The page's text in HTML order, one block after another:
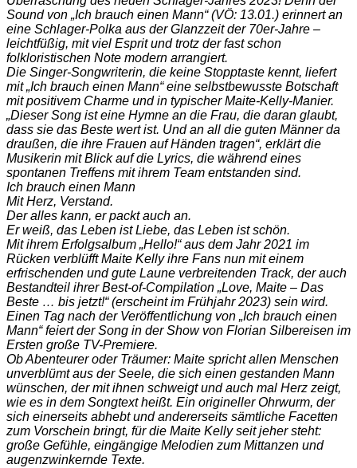
Sound von „Ich brauch einen Mann“ (VÖ: 13.01.) erinnert an
eine Schlager-Polka aus der Glanzzeit der 70er-Jahre –
leichtfüßig, mit viel Esprit und trotz der fast schon
folkloristischen Note modern arrangiert.
Die Singer-Songwriterin, die keine Stopptaste kennt, liefert
mit „Ich brauch einen Mann“ eine selbstbewusste Botschaft
mit positivem Charme und in typischer Maite-Kelly-Manier.
„Dieser Song ist eine Hymne an die Frau, die daran glaubt,
dass sie das Beste wert ist. Und an all die guten Männer da
draußen, die ihre Frauen auf Händen tragen“, erklärt die
Musikerin mit Blick auf die Lyrics, die während eines
spontanen Treffens mit ihrem Team entstanden sind.
Ich brauch einen Mann
Mit Herz, Verstand.
Der alles kann, er packt auch an.
Er weiß, das Leben ist Liebe, das Leben ist schön.
Mit ihrem Erfolgsalbum „Hello!“ aus dem Jahr 2021 im
Rücken verblüfft Maite Kelly ihre Fans nun mit einem
erfrischenden und gute Laune verbreitenden Track, der auch
Bestandteil ihrer Best-of-Compilation „Love, Maite – Das
Beste … bis jetzt!“ (erscheint im Frühjahr 2023) sein wird.
Einen Tag nach der Veröffentlichung von „Ich brauch einen
Mann“ feiert der Song in der Show von Florian Silbereisen im
Ersten große TV-Premiere.
Ob Abenteurer oder Träumer: Maite spricht allen Menschen
unverblümt aus der Seele, die sich einen gestanden Mann
wünschen, der mit ihnen schweigt und auch mal Herz zeigt,
wie es in dem Songtext heißt. Ein origineller Ohrwurm, der
sich einerseits abhebt und andererseits sämtliche Facetten
zum Vorschein bringt, für die Maite Kelly seit jeher steht:
große Gefühle, eingängige Melodien zum Mittanzen und
augenzwinkernde Texte.